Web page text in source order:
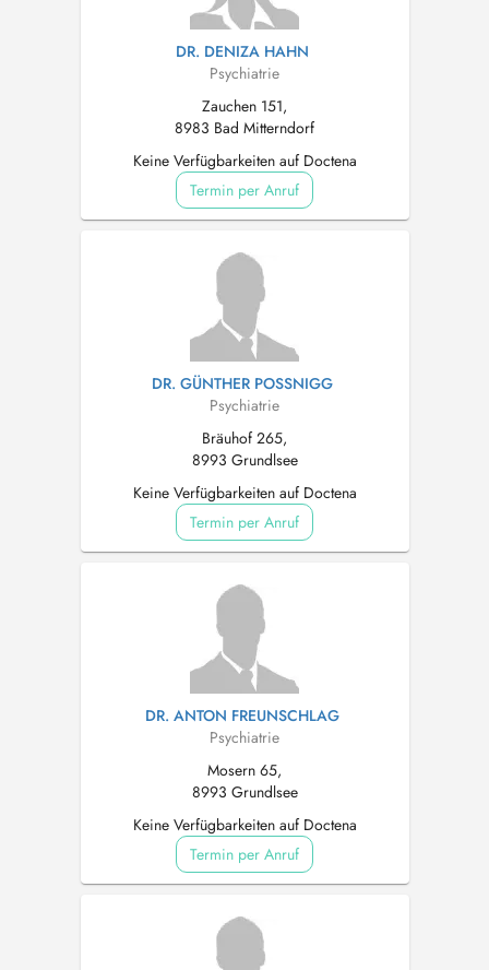
DR. DENIZA HAHN
Psychiatrie
Zauchen 151,
8983 Bad Mitterndorf
Keine Verfügbarkeiten auf Doctena
Termin per Anruf
DR. GÜNTHER POSSNIGG
Psychiatrie
Bräuhof 265,
8993 Grundlsee
Keine Verfügbarkeiten auf Doctena
Termin per Anruf
DR. ANTON FREUNSCHLAG
Psychiatrie
Mosern 65,
8993 Grundlsee
Keine Verfügbarkeiten auf Doctena
Termin per Anruf